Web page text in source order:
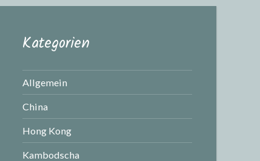
Kategorien
Allgemein
China
Hong Kong
Kambodscha